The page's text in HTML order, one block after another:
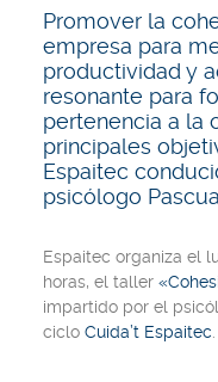
Promover la
empresa para
productividad y
resonante para
pertenencia a la
principales
Espaitec
psicólogo
Espaitec organiza el
horas, el taller
impartido por el
ciclo Cuida’t Espaitec